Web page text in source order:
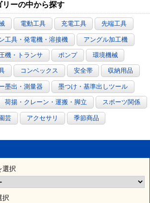
リーの中から探す
電動工具 充電工具 先端工具
工具・発電機・溶接機 アングル加工機
機・トランサ ポンプ 環境機械
コンベックス 安全帯 収納用品
墨出・測量器 墨つけ・基準出しツール
荷揚・クレーン・運搬・脚立 スポーツ関係
芸 アクセサリ 季節商品
選択
択